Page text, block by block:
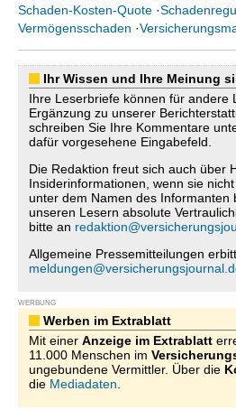
Schaden-Kosten-Quote ·
Vermögensschaden ·
Ihr Wissen und Ihre Meinung
Ihre Leserbriefe können für andere
Ergänzung zu unserer
schreiben Sie Ihre Kommentare
dafür vorgesehene Eingabefeld.
Die Redaktion freut sich auch über
Insiderinformationen, wenn sie
unter dem Namen des Informanten
unseren Lesern absolute
bitte an
Allgemeine Pressemitteilungen
WERBUNG
Werben im Extrablatt
Mit einer Anzeige im Extrablatt
11.000 Menschen im
ungebundene Vermittler. Über die
die Mediadaten